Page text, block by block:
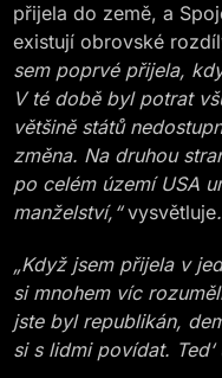
přijela do země, a
existují obrovské
sem poprvé přijela,
V té době byl potrat
většině států
změna. Na druhou
po celém území USA
manželství,“vysvětluje.
„Když jsem přijela v
si mnohem víc
jste byl republikán,
si s lidmi povídat.